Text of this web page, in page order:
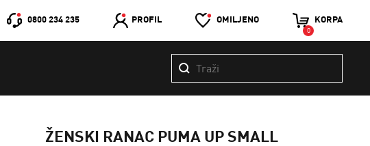
0800 234 235 PROFIL OMILJENO KORPA
0
ŽENSKI RANAC PUMA UP SMALL